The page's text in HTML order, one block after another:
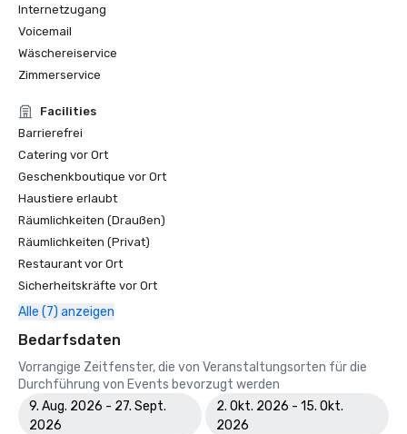
Internetzugang
Voicemail
Wäschereiservice
Zimmerservice
Facilities
Barrierefrei
Catering vor Ort
Geschenkboutique vor Ort
Haustiere erlaubt
Räumlichkeiten (Draußen)
Räumlichkeiten (Privat)
Restaurant vor Ort
Sicherheitskräfte vor Ort
Alle (7) anzeigen
Bedarfsdaten
Vorrangige Zeitfenster, die von Veranstaltungsorten für die
Durchführung von Events bevorzugt werden
9. Aug. 2026 - 27. Sept.
2026
2. Okt. 2026 - 15. Okt.
2026